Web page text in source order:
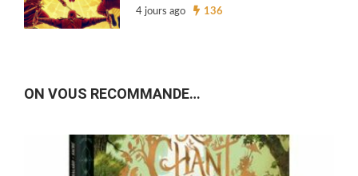
4 jours ago 136
ON VOUS RECOMMANDE…